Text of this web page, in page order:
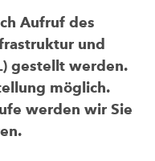
Aufruf des
und
gestellt werden.
möglich.
werden wir Sie